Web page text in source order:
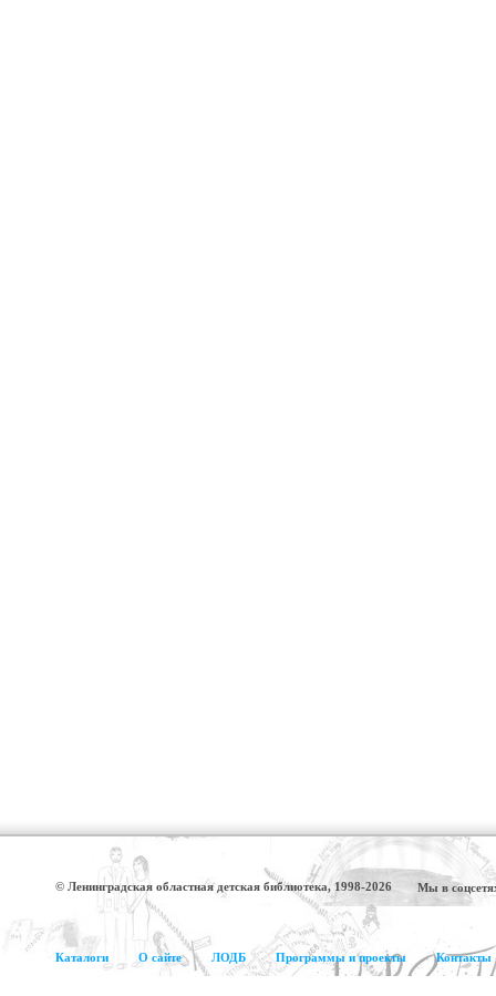
© Ленинградская областная детская библиотека, 1998-2026 Мы в
Каталоги О сайте ЛОДБ Программы и проекты Контакты